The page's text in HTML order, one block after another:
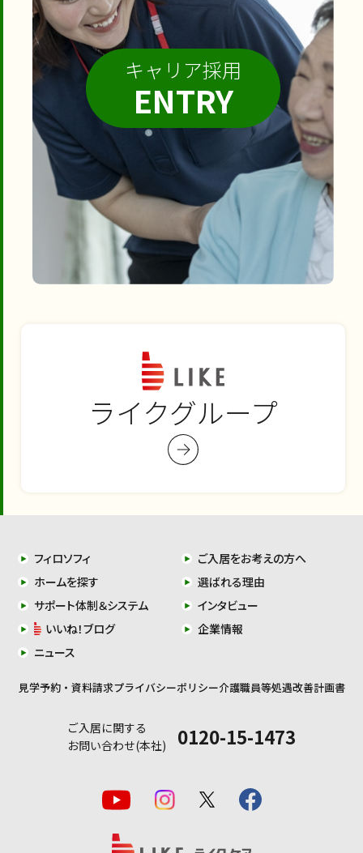
キャリア採用
ENTRY
ライクグループ
フィロソフィ
ご入居をお考えの方へ
ホームを探す
選ばれる理由
サポート体制＆システム
インタビュー
いいね！ブログ
企業情報
ニュース
見学予約・資料請求プライバシーポリシー介護職員等処遇改善計画書
ご入居に関する
お問い合わせ(本社)
0120-15-1473